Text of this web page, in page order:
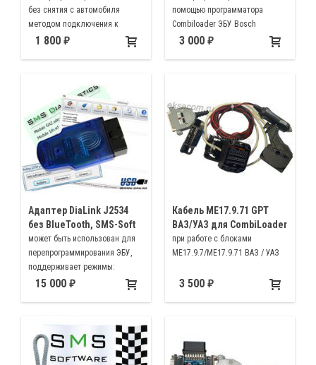
без снятия с автомобиля
методом подключения к
диагностической колодке или
1 800
помощью программатора
Combiloader ЭБУ Bosch
ME17.9.7 "на столе", как в
3 000
Адаптер DiaLink J2534
без BlueTooth, SMS-Soft
может быть использован для
перепрограммирования ЭБУ,
поддерживает режимы:
диагностики ЭБУ SMSDiag3,
15 000
Кабель ME17.9.71 GPT
ВАЗ/УАЗ для CombiLoader
при работе с блоками
ME17.9.7/ME17.9.71 ВАЗ / УАЗ
3 500